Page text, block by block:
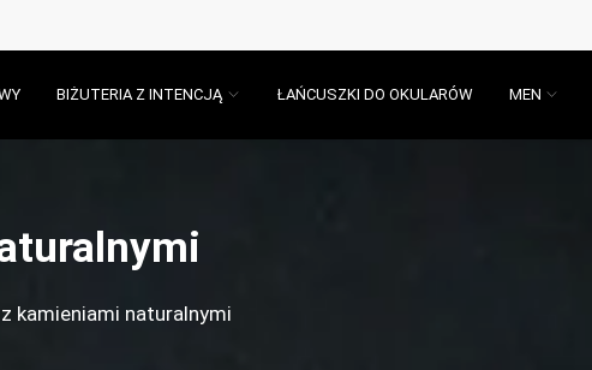
BIŻUTERIA Z INTENCJĄ ŁAŃCUSZKI DO OKULARÓW MEN
kamieniami naturalnymi